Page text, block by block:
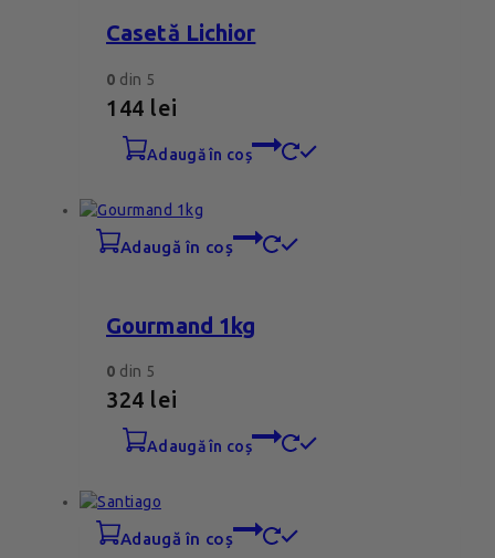
Casetă Lichior
0 din 5
144 lei
adaugă în coș
adaugă în coș
Gourmand 1kg
0 din 5
324 lei
adaugă în coș
adaugă în coș